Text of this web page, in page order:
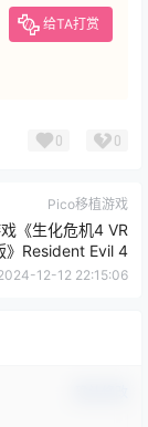
给TA打赏
0 0
Pico移植游戏
《生化危机4 VR
》Resident Evil 4
12-12 22:15:06